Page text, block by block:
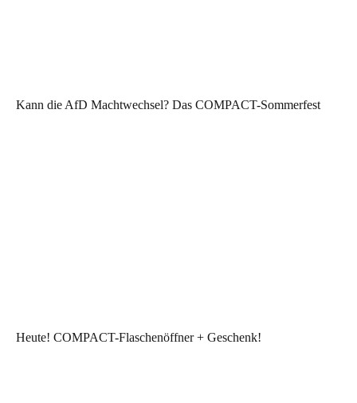
Kann die AfD Machtwechsel? Das COMPACT-Sommerfest
Heute! COMPACT-Flaschenöffner + Geschenk!